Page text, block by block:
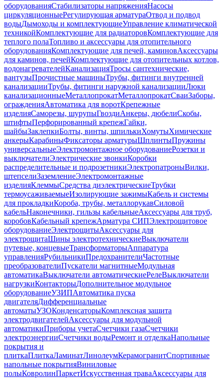
оборудованияСтабилизаторы напряженияНасосы
циркуляционныеРегулирующая арматураОтвод и подвод
водыДымоходы и комплектующиеУправление климатической
техникойКомплектующие для радиаторовКомплектующие для
теплого полаТопливо и аксессуары для отопительного
оборудованияКомплектующие для печей, каминовАксессуары
для каминов, печейКомплектующие для отопительных котлов,
водонагревателейКанализацияТросы сантехнические,
вантузыПрочистные машиныТрубы, фитинги внутренней
канализацииТрубы, фитинги наружной канализацииЛюки
канализационныеМеталлопрокатМеталлопрокатСваиЗаборы,
огражденияАвтоматика для воротКрепежные
изделияСаморезы, шурупыГвоздиАнкеры, дюбелиСкобы,
штифтыПерфорированный крепежГайки,
шайбыЗаклепкиБолты, винты, шпилькиХомутыХимические
анкерыКарабиныФиксаторы арматурыШплинтыПружины
универсальныеЭлектромонтажное оборудованиеРозетки и
выключателиЭлектрические звонкиКоробки
распределительные и подрозетникиЭлектропатроныВилки,
штепселиЗаземлениеЭлектромонтажные
изделияКлеммыСредства диэлектрическиеТрубки
термоусаживаемыеИзолирующие зажимыКабель и системы
для прокладкиКороба, трубы, металлорукавСиловой
кабельНаконечники, гильзы кабельныеАксессуары для труб,
коробовКабельный крепежАрматура СИПЭлектрощитовое
оборудованиеЭлектрощитыАксессуары для
электрощитаШины электротехническиеВыключатели
путевые, концевыеТрансформаторыАппаратура
управленияРубильникиПредохранителиЧастотные
преобразователиПускатели магнитныеМодульная
автоматикаВыключатели автоматическиеРелеВыключатели
нагрузкиКонтакторыДополнительное модульное
оборудованиеУЗИПАвтоматика пуска
двигателяДифференциальные
автоматыУЗОКонденсаторыКомплексная защита
электродвигателейАксессуары для модульной
автоматикиПриборы учетаСчетчики газаСчетчики
электроэнергииСчетчики водыРемонт и отделкаНапольные
покрытия и
плиткаПлиткаЛаминатЛинолеумКерамогранитСпортивные
напольные покрытияВиниловые
полыКовролинПаркетИскусственная траваАксессуары для